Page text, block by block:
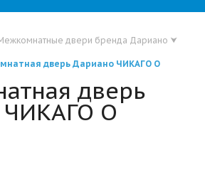
двери бренда Дариано ⮟
дверь Дариано ЧИКАГО О
дверь
О